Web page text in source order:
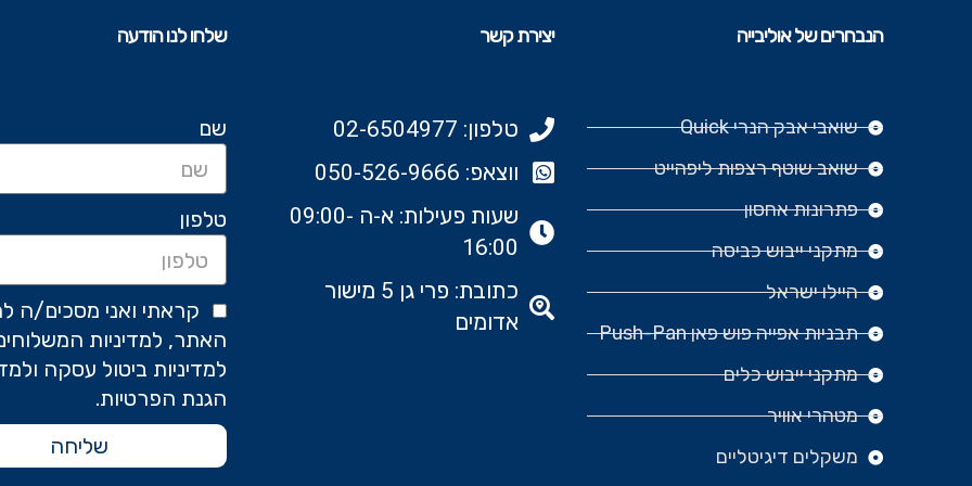
הנבחרים של אוליבייה
שואבי אבק הנרי Quick
שואב שוטף רצפות ליפהייט
פתרונות אחסון
מתקני ייבוש כביסה
היילו ישראל
תבניות אפייה פוש פאן Push-Pan
מתקני ייבוש כלים
מטהרי אוויר
משקלים דיגיטליים
יצירת קשר
טלפון: 02-6504977
ווצאפ: 050-526-9666‬
שעות פעילות: א-ה 09:00-
16:00
כתובת: פרי גן 5 מישור
אדומים
שלחו לנו הודעה
שם
טלפון
קראתי ואני מסכים/ה
האתר, למדיניות
למדיניות ביטול עסקה
הגנת הפרטיות.
שליחה